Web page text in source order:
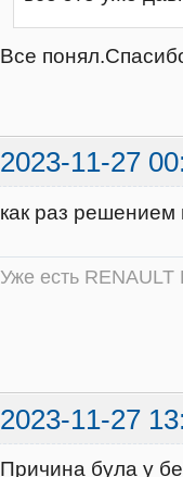
Все
2023-11-27
как раз
Уже есть
2023-11-27
Причина була у